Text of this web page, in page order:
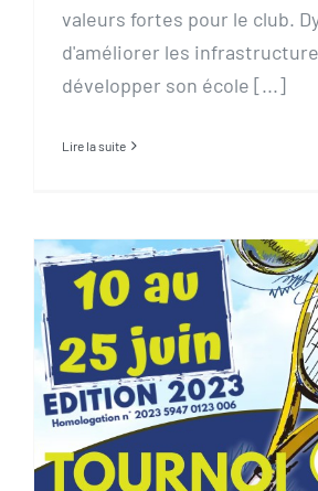
valeurs fortes pour le club.
d'améliorer les
développer son école [...]
Lire la suite